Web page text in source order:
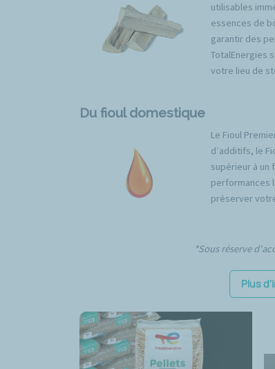
utilisables
essences de
garantir des
TotalEnergies
votre lieu de
Du fioul domestique
Le Fioul
d’additifs, le
supérieur à un
performances
préserver
*Sous réserve
Plus